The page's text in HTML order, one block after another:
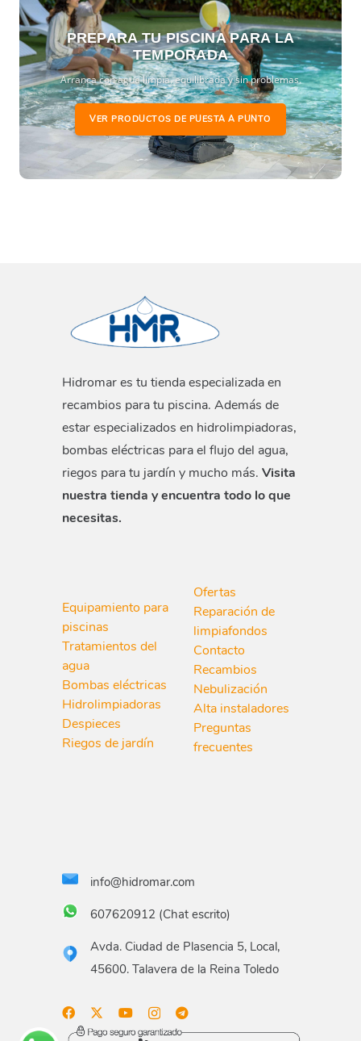
PREPARA TU PISCINA PARA LA
TEMPORADA
Arranca con agua limpia, equilibrada y sin problemas.
VER PRODUCTOS DE PUESTA A PUNTO
Hidromar es tu tienda especializada en
recambios para tu piscina. Además de
estar especializados en hidrolimpiadoras,
bombas eléctricas para el flujo del agua,
riegos para tu jardín y mucho más. Visita
nuestra tienda y encuentra todo lo que
necesitas.
Equipamiento para
piscinas
Tratamientos del
agua
Bombas eléctricas
Hidrolimpiadoras
Despieces
Riegos de jardín
Ofertas
Reparación de
limpiafondos
Contacto
Recambios
Nebulización
Alta instaladores
Preguntas
frecuentes
info@hidromar.com
607620912 (Chat escrito)
Avda. Ciudad de Plasencia 5, Local,
45600. Talavera de la Reina Toledo